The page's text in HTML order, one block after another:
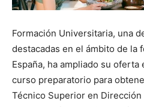
Formación Universitaria, una
destacadas en el ámbito de la
España, ha ampliado su
curso preparatorio para
Técnico Superior en